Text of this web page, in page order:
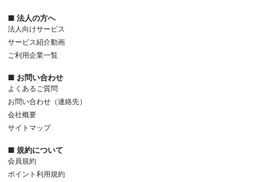
■ 法人の方へ
法人向けサービス
サービス紹介動画
ご利用企業一覧
■ お問い合わせ
よくあるご質問
お問い合わせ（連絡先）
会社概要
サイトマップ
■ 規約について
会員規約
ポイント利用規約